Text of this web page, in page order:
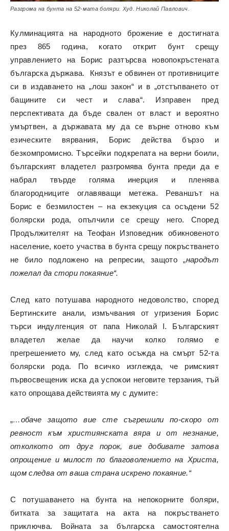
Разгрома на бунта на 52-мата боляри. Худ. Николай Павлович.
Кулминацията на народното брожение е достигната
през 865 година, когато открит бунт срещу
управлението на Борис разтърсва новопокръстената
българска държава. Князът е обвинен от противниците
си в издаването на „лош закон“ и в „отстъпването от
бащините си чест и слава“. Изправен пред
перспективата да бъде свален от власт и вероятно
умъртвен, а държавата му да се върне отново към
езическите вярвания, Борис действа бързо и
безкомпромисно. Търсейки подкрепата на верни боили,
българският владетел разгромява бунта преди да е
набрал твърде голяма инерция и пленява
благородниците оглавяващи метежа. Реваншът на
Борис е безмилостен – на екзекуция са осъдени 52
болярски рода, опълчили се срещу него. Според
Продължителят на Теофан Изповедник обикновеното
население, което участва в бунта срещу покръстването
не било подложено на репресии, защото „народът
пожелал да стори покаяние“.
След като потушава народното недоволство, според
Бертинските анали, измъчвания от угризения Борис
търси индулгенция от папа Николай I. Българският
владетел желае да научи колко голямо е
прегрешението му, след като осъжда на смърт 52-та
болярски рода. По всичко изглежда, че римският
първосвещеник иска да успокои неговите терзания, тъй
като опрощава действията му с думите:
„…обаче защото вие сте съгрешили по-скоро от
ревност към християнската вяра и от незнание,
отколкото от друг порок, вие добивате затова
опрощение и милост по благоволението на Христа,
щом следва от ваша страна искрено покаяние.“
С потушаването на бунта на непокорните боляри,
битката за защитата на акта на покръстването
приключва. Войната за българска самостоятелна